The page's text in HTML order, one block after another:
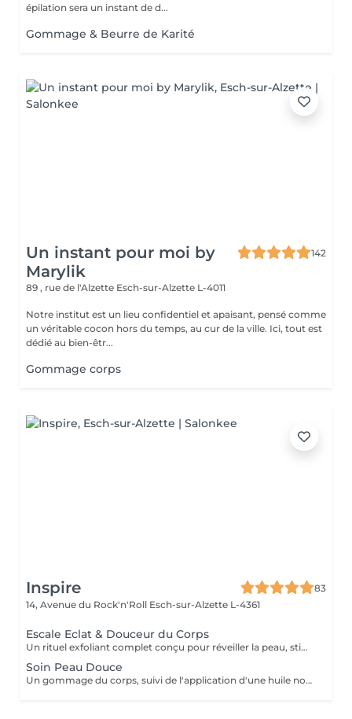
épilation sera un instant de d...
Gommage & Beurre de Karité
Un instant pour moi by
Marylik
142
89 , rue de l'Alzette Esch-sur-Alzette L-4011
Notre institut est un lieu confidentiel et apaisant, pensé comme
un véritable cocon hors du temps, au cur de la ville. Ici, tout est
dédié au bien-êtr...
Gommage corps
Inspire
83
14, Avenue du Rock'n'Roll Esch-sur-Alzette L-4361
Escale Eclat & Douceur du Corps
Un rituel exfoliant complet conçu pour réveiller la peau, stimuler les tissus et offrir une sensation de renouveau. Réalisé sur l'ensemble du corps, ce soin associe une exfoliation au Gotu Kola et aux actifs végétaux afin d'éliminer les cellules mortes, d'affiner le grain de peau et de favoriser le renouvellement cutané. Les gestes enveloppants stimulent également la microcirculation et procurent une sensation immédiate de légèreté. Après une douche, l'application d'un soin corps au Gotu Kola et au Lotus vient nourrir, assouplir et sublimer la peau tout en prolongeant les bienfaits du rituel. La peau retrouve douceur, éclat et confort, prête à accueillir les beaux jours et les expositions estivales. Une peau lumineuse, soyeuse et délicatement satinée pour briller tout l'été !
Soin Peau Douce
Un gommage du corps, suivi de l'application d'une huile nourrissante pour retrouver la douceur d'une peau de bébé.